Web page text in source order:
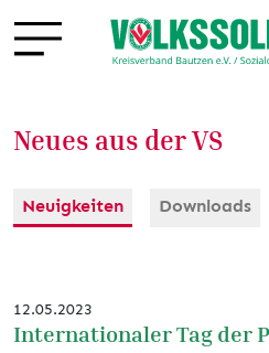
Neues aus der VS
Neuigkeiten Downloads
12.05.2023
Internationaler Tag der